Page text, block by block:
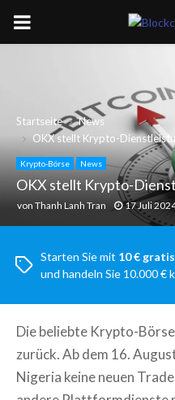
PRIMARY
Startseite
News
OKX stellt Krypto-
Krypto-Börse News
OKX stellt Krypto-
von Thanh Lanh Tran 17 Juli
Starten Sie mit 10 €
und handeln Sie 10.000 €
Die beliebte Krypto-
zurück. Ab dem 16.
Nigeria keine neuen